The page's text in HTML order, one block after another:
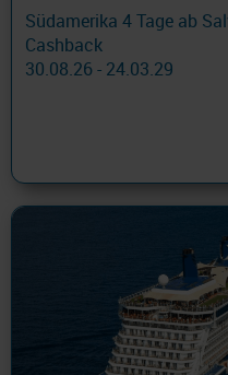
Südamerika 4 Tage ab
Cashback
30.08.26 - 24.03.29